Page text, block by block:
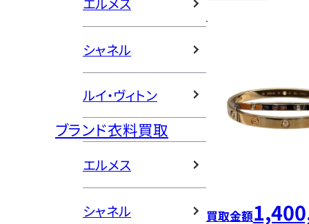
シャネル
ルイ・ヴィトン
ブランド衣料買取
エルメス
シャネル 買取金額